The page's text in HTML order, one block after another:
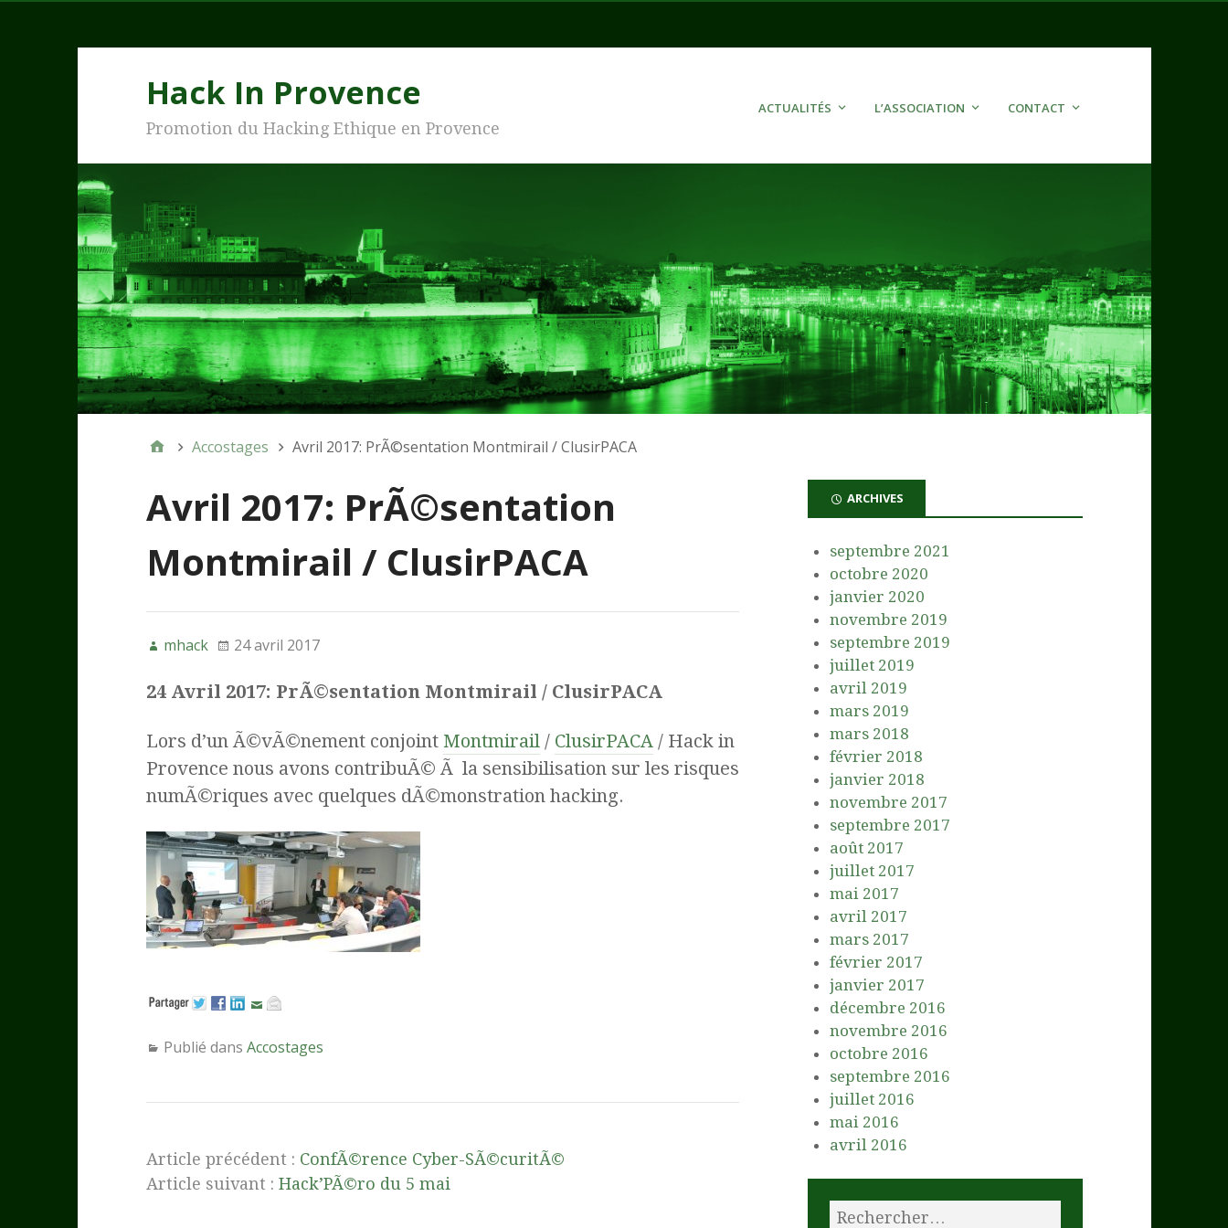
Hack In Provence
Promotion du Hacking Ethique en Provence
ACTUALITÉS L’ASSOCIATION CONTACT
Accostages Avril 2017: PrÃ©sentation Montmirail / ClusirPACA
Avril 2017: PrÃ©sentation
Montmirail / ClusirPACA
mhack 24 avril 2017
24 Avril 2017: PrÃ©sentation Montmirail / ClusirPACA
Lors d’un Ã©vÃ©nement conjoint Montmirail/ ClusirPACA/ Hack in
Provence nous avons contribuÃ© Ã la sensibilisation sur les risques
numÃ©riques avec quelques dÃ©monstration hacking.
Publié dans Accostages
Article précédent : ConfÃ©rence Cyber-SÃ©curitÃ©
Article suivant : Hack’PÃ©ro du 5 mai
ARCHIVES
septembre 2021
octobre 2020
janvier 2020
novembre 2019
septembre 2019
juillet 2019
avril 2019
mars 2019
mars 2018
février 2018
janvier 2018
novembre 2017
septembre 2017
août 2017
juillet 2017
mai 2017
avril 2017
mars 2017
février 2017
janvier 2017
décembre 2016
novembre 2016
octobre 2016
septembre 2016
juillet 2016
mai 2016
avril 2016